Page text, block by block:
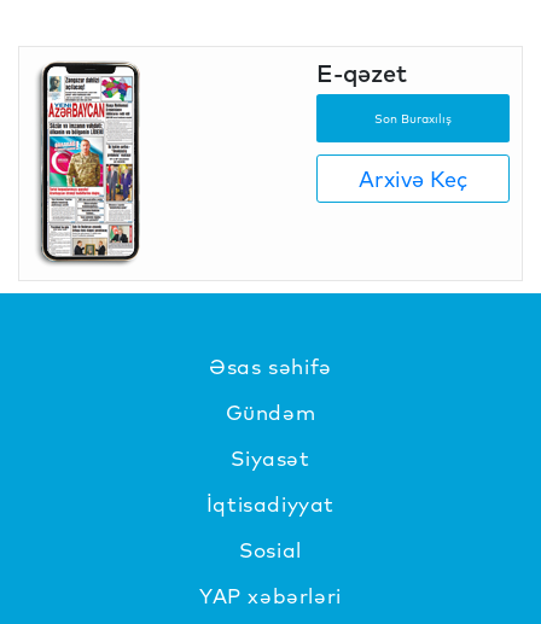
E-qəzet
Son Buraxılış
Arxivə Keç
Əsas səhifə
Gündəm
Siyasət
İqtisadiyyat
Sosial
YAP xəbərləri